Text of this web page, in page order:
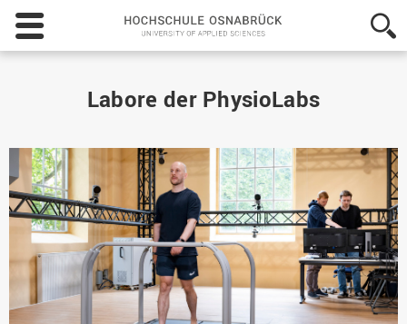
Hochschule
Osnabrück
-
Applied
Labore der PhysioLabs